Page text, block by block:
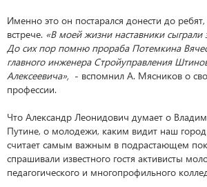
Именно это он постарался донести до
встрече. «В моей жизни наставники сыграли
До сих пор помню прораба Потемкина
главного инженера Стройуправления
Алексеевича», - вспомнил А. Мясников о
профессии.
Что Александр Леонидович думает о
Путине, о молодежи, каким видит наш
считает самым важным в подрастающем
спрашивали известного гостя активисты
педагогического и многопрофильного